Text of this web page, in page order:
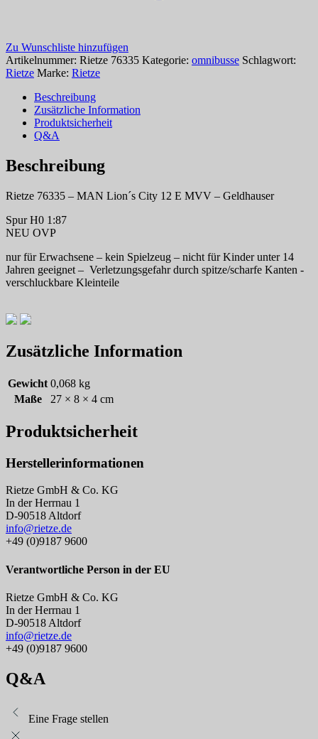
Zu Wunschliste hinzufügen
Artikelnummer: Rietze 76335 Kategorie: omnibusse Schlagwort:
Rietze Marke: Rietze
Beschreibung
Zusätzliche Information
Produktsicherheit
Q&A
Beschreibung
Rietze 76335 – MAN Lion´s City 12 E MVV – Geldhauser
Spur H0 1:87
NEU OVP
nur für Erwachsene – kein Spielzeug – nicht für Kinder unter 14
Jahren geeignet – Verletzungsgefahr durch spitze/scharfe Kanten -
verschluckbare Kleinteile
Zusätzliche Information
Gewicht 0,068 kg
Maße
27 × 8 × 4 cm
Produktsicherheit
Herstellerinformationen
Rietze GmbH & Co. KG
In der Herrnau 1
D-90518 Altdorf
info@rietze.de
+49 (0)9187 9600
Verantwortliche Person in der EU
Rietze GmbH & Co. KG
In der Herrnau 1
D-90518 Altdorf
info@rietze.de
+49 (0)9187 9600
Q&A
Eine Frage stellen